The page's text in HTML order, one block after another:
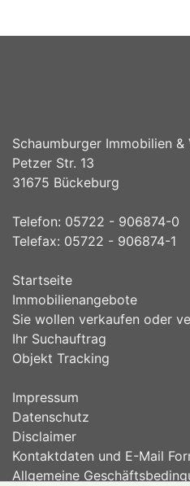
Schaumburger Immobilien &
Petzer Str. 13
31675 Bückeburg
Telefon: 05722 - 906874-0
Telefax: 05722 - 906874-1
Startseite
Immobilienangebote
Sie wollen verkaufen oder
Ihr Suchauftrag
Objekt Tracking
Impressum
Datenschutz
Disclaimer
Kontaktdaten und E-Mail
Allgemeine